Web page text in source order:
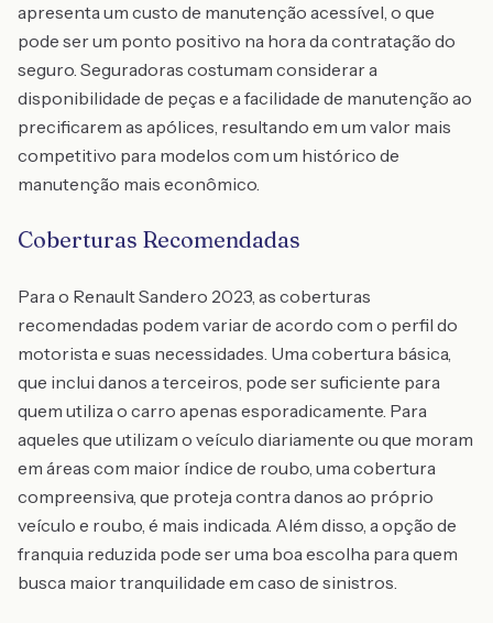
apresenta um custo de manutenção acessível, o que
pode ser um ponto positivo na hora da contratação do
seguro. Seguradoras costumam considerar a
disponibilidade de peças e a facilidade de manutenção ao
precificarem as apólices, resultando em um valor mais
competitivo para modelos com um histórico de
manutenção mais econômico.
Coberturas Recomendadas
Para o Renault Sandero 2023, as coberturas
recomendadas podem variar de acordo com o perfil do
motorista e suas necessidades. Uma cobertura básica,
que inclui danos a terceiros, pode ser suficiente para
quem utiliza o carro apenas esporadicamente. Para
aqueles que utilizam o veículo diariamente ou que moram
em áreas com maior índice de roubo, uma cobertura
compreensiva, que proteja contra danos ao próprio
veículo e roubo, é mais indicada. Além disso, a opção de
franquia reduzida pode ser uma boa escolha para quem
busca maior tranquilidade em caso de sinistros.